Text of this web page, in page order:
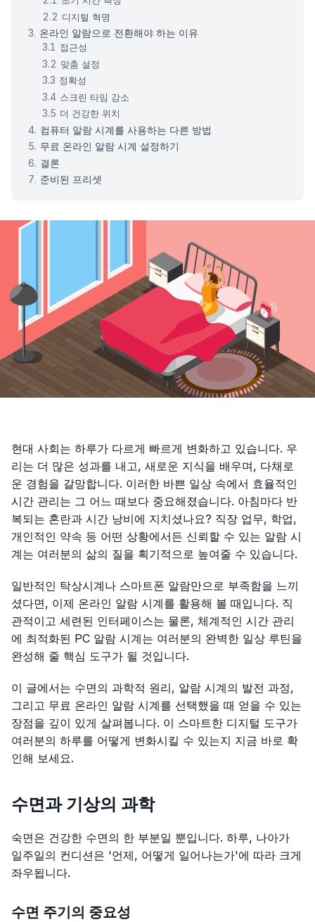
디지털 혁명
온라인 알람으로 전환해야 하는 이유
접근성
맞춤 설정
정확성
스크린 타임 감소
더 건강한 위치
컴퓨터 알람 시계를 사용하는 다른 방법
무료 온라인 알람 시계 설정하기
결론
준비된 프리셋
현대 사회는 하루가 다르게 빠르게 변화하고 있습니다. 우
리는 더 많은 성과를 내고, 새로운 지식을 배우며, 다채로
운 경험을 갈망합니다. 이러한 바쁜 일상 속에서 효율적인
시간 관리는 그 어느 때보다 중요해졌습니다. 아침마다 반
복되는 혼란과 시간 낭비에 지치셨나요? 직장 업무, 학업,
개인적인 약속 등 어떤 상황에서든 신뢰할 수 있는 알람 시
계는 여러분의 삶의 질을 획기적으로 높여줄 수 있습니다.
일반적인 탁상시계나 스마트폰 알람만으로 부족함을 느끼
셨다면, 이제 온라인 알람 시계를 활용해 볼 때입니다. 직
관적이고 세련된 인터페이스는 물론, 체계적인 시간 관리
에 최적화된 PC 알람 시계는 여러분의 완벽한 일상 루틴을
완성해 줄 핵심 도구가 될 것입니다.
이 글에서는 수면의 과학적 원리, 알람 시계의 발전 과정,
그리고 무료 온라인 알람 시계를 선택했을 때 얻을 수 있는
장점을 깊이 있게 살펴봅니다. 이 스마트한 디지털 도구가
여러분의 하루를 어떻게 변화시킬 수 있는지 지금 바로 확
인해 보세요.
수면과 기상의 과학
숙면은 건강한 수면의 한 부분일 뿐입니다. 하루, 나아가
일주일의 컨디션은 '언제, 어떻게 일어나는가'에 따라 크게
좌우됩니다.
수면 주기의 중요성